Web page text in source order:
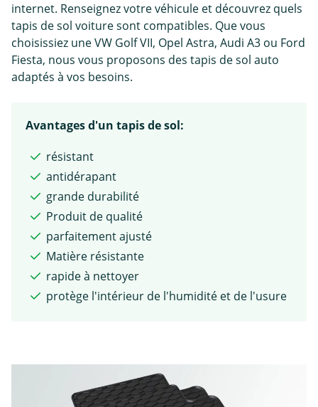
internet. Renseignez votre véhicule et découvrez quels
tapis de sol voiture sont compatibles. Que vous
choisissiez une VW Golf VII, Opel Astra, Audi A3 ou Ford
Fiesta, nous vous proposons des tapis de sol auto
adaptés à vos besoins.
Avantages d'un tapis de sol:
résistant
antidérapant
grande durabilité
Produit de qualité
parfaitement ajusté
Matière résistante
rapide à nettoyer
protège l'intérieur de l'humidité et de l'usure